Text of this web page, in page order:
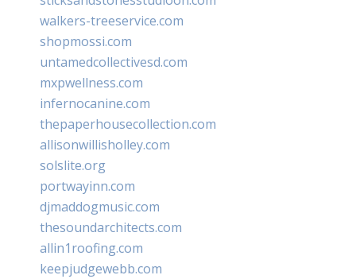
walkers-treeservice.com
shopmossi.com
untamedcollectivesd.com
mxpwellness.com
infernocanine.com
thepaperhousecollection.com
allisonwillisholley.com
solslite.org
portwayinn.com
djmaddogmusic.com
thesoundarchitects.com
allin1roofing.com
keepjudgewebb.com